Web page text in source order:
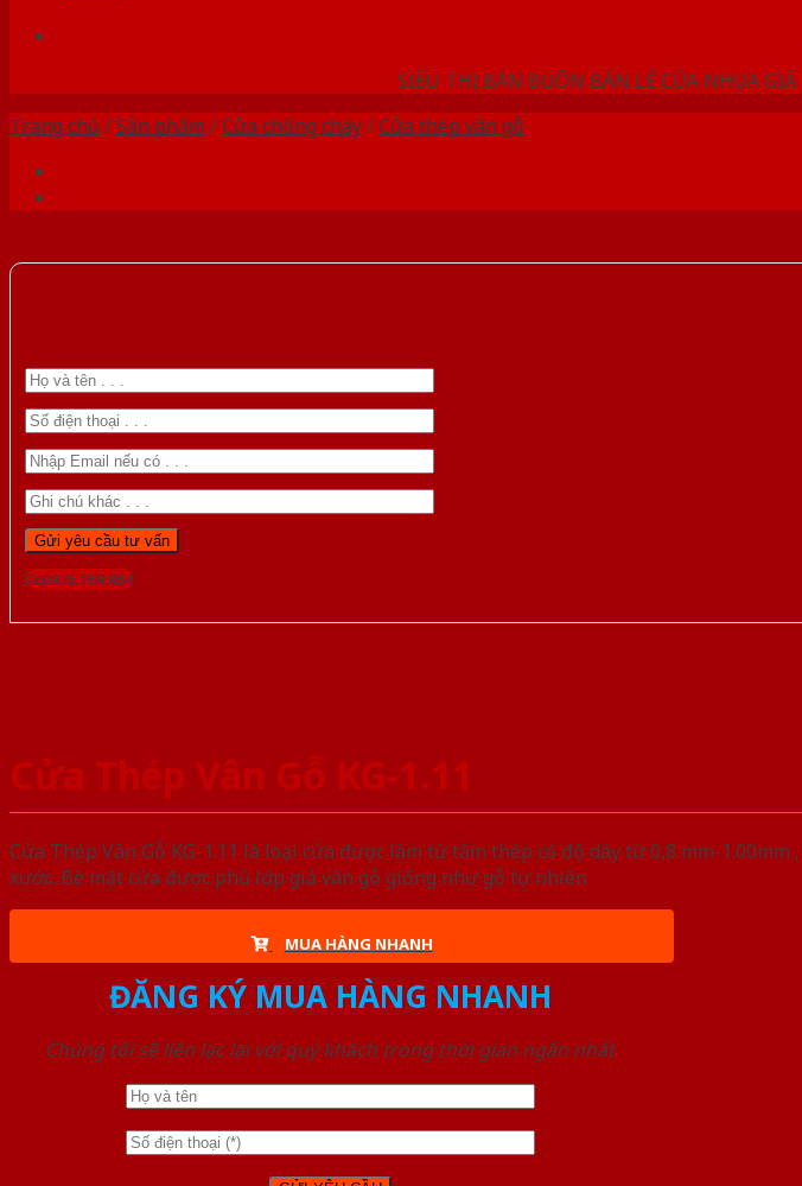
SIÊU THỊ BÁN BUÔN BÁN LẺ CỬA NHỰA
Trang chủ /Sản phẩm /Cửa chống cháy/Cửa thép vân gỗ
Gọi 0976.169.864
Cửa Thép Vân Gỗ KG-1.11
Cửa Thép Vân Gỗ KG-1.11 là loại cửa được làm từ tấm thép có độ dày từ 0,8 mm-
xước. Bề mặt cửa được phủ lớp giả vân gỗ giống như gỗ tự nhiên
MUA HÀNG NHANH
ĐĂNG KÝ MUA HÀNG NHANH
Chúng tôi sẽ liên lạc lại với quý khách trong thời gian ngắn nhất